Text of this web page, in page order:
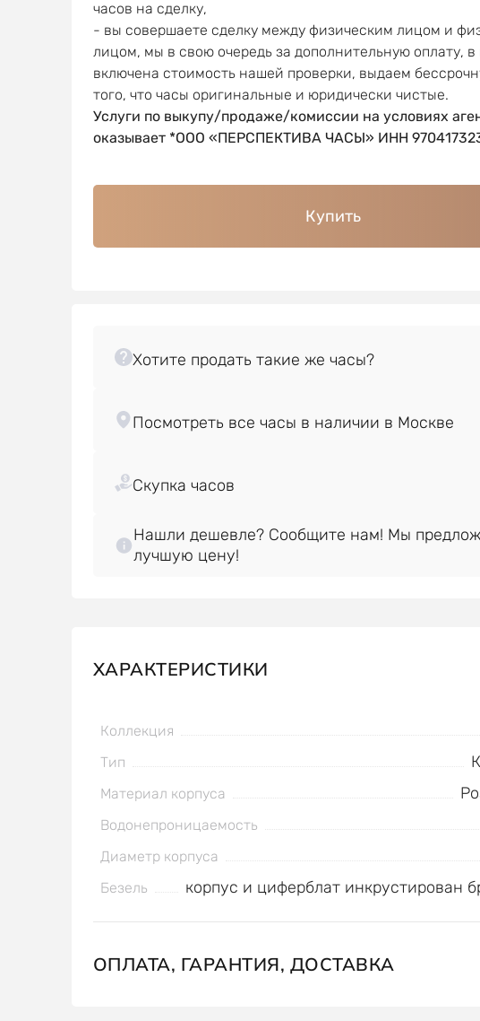
часов на сделку,
- вы совершаете сделку между физическим лицом и
лицом, мы в свою очередь за дополнительную оплату, в
включена стоимость нашей проверки, выдаем
того, что часы оригинальные и юридически чистые.
Услуги по выкупу/продаже/комиссии на условиях
оказывает *ООО «ПЕРСПЕКТИВА ЧАСЫ» ИНН
Купить
Хотите продать такие же часы?
Нашли дешевле? Сообщите нам! Мы
лучшую цену!
ХАРАКТЕРИСТИКИ
Коллекция
Тип
Материал корпуса
Водонепроницаемость
Диаметр корпуса
Безель корпус и циферблат инкрустирован
ОПЛАТА, ГАРАНТИЯ, ДОСТАВКА